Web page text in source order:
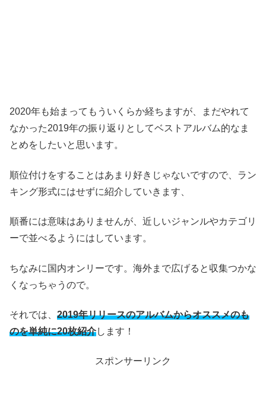
2020年も始まってもういくらか経ちますが、まだやれて
なかった2019年の振り返りとしてベストアルバム的なま
とめをしたいと思います。
順位付けをすることはあまり好きじゃないですので、ラン
キング形式にはせずに紹介していきます、
順番には意味はありませんが、近しいジャンルやカテゴリ
ーで並べるようにはしています。
ちなみに国内オンリーです。海外まで広げると収集つかな
くなっちゃうので。
それでは、 2019年リリースのアルバムからオススメのも
のを単純に20枚紹介します！
スポンサーリンク